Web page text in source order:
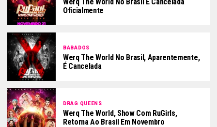
Oficialmente
BABADOS
Werq The World No Brasil, Aparentemente,
É Cancelada
DRAG QUEENS
Werq The World, Show Com RuGirls,
Retorna Ao Brasil Em Novembro